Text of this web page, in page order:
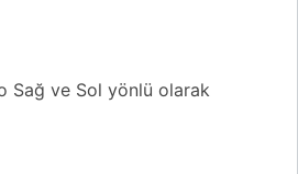
Sağ ve Sol yönlü olarak